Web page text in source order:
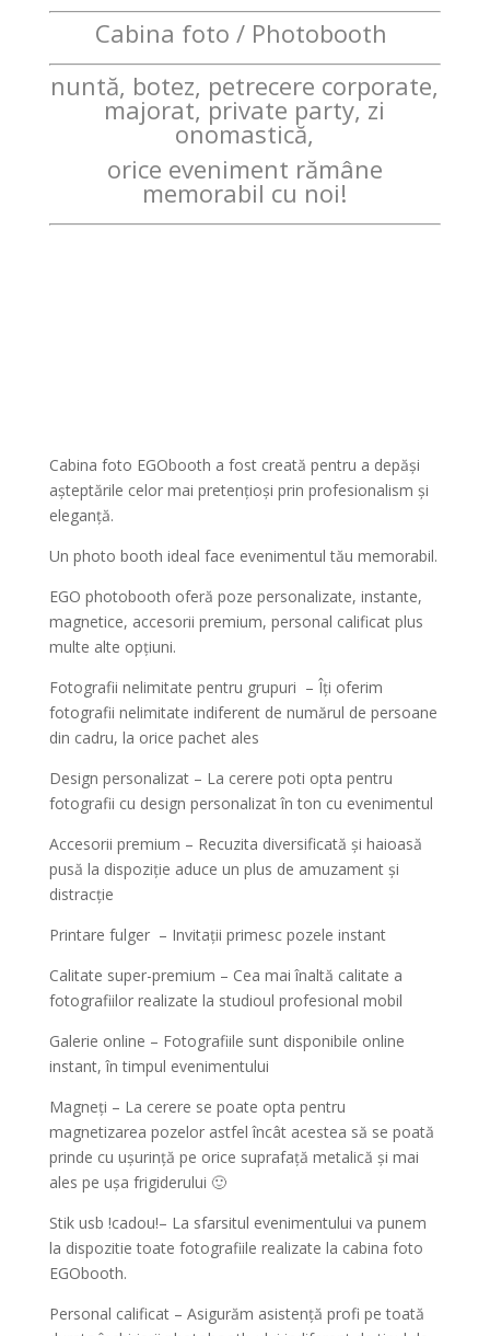
Cabina foto / Photobooth
nuntă, botez, petrecere corporate,
majorat, private party, zi
onomastică,
orice eveniment rămâne
memorabil cu noi!
Cabina foto EGObooth a fost creată pentru a depăși
așteptările celor mai pretențioși prin profesionalism și
eleganță.
Un photo booth ideal face evenimentul tău memorabil.
EGO photobooth oferă poze personalizate, instante,
magnetice, accesorii premium, personal calificat plus
multe alte opțiuni.
Fotografii nelimitate pentru grupuri – Îți oferim
fotografii nelimitate indiferent de numărul de persoane
din cadru, la orice pachet ales
Design personalizat – La cerere poti opta pentru
fotografii cu design personalizat în ton cu evenimentul
Accesorii premium – Recuzita diversificată și haioasă
pusă la dispoziție aduce un plus de amuzament și
distracție
Printare fulger – Invitații primesc pozele instant
Calitate super-premium – Cea mai înaltă calitate a
fotografiilor realizate la studioul profesional mobil
Galerie online – Fotografiile sunt disponibile online
instant, în timpul evenimentului
Magneți – La cerere se poate opta pentru
magnetizarea pozelor astfel încât acestea să se poată
prinde cu ușurință pe orice suprafață metalică și mai
ales pe ușa frigiderului 🙂
Stik usb !cadou!– La sfarsitul evenimentului va punem
la dispozitie toate fotografiile realizate la cabina foto
EGObooth.
Personal calificat – Asigurăm asistență profi pe toată